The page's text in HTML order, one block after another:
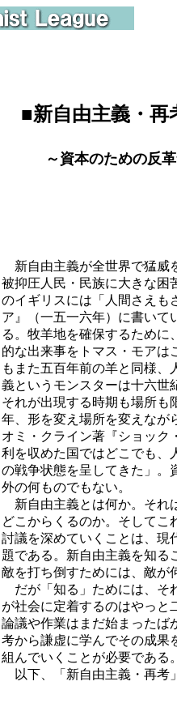
■新自由主義・再
～資本のための反革
新自由主義が全世界で猛威
被抑圧人民・民族に大きな困
のイギリスには「人間さえも
ア』（一五一六年）に書いて
る。牧羊地を確保するために
的な出来事をトマス・モアは
もまた五百年前の羊と同様
義というモンスターは十六世
それが出現する時期も場所も
年、形を変え場所を変えなが
オミ・クライン著『ショック
利を収めた国ではどこでも、
の戦争状態を呈してきた」。
外の何ものでもない。
新自由主義とは何か。それ
どこからくるのか。そしてこ
討議を深めていくことは、現
題である。新自由主義を知る
敵を打ち倒すためには、敵が
だが「知る」ためには、そ
が社会に定着するのはやっと
論議や作業はまだ始まったば
考から謙虚に学んでその成果
組んでいくことが必要である。
以下、「新自由主義・再考